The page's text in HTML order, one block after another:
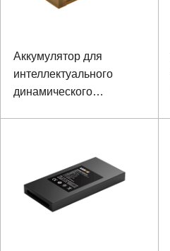
Аккумулятор для
интеллектуального
динамического